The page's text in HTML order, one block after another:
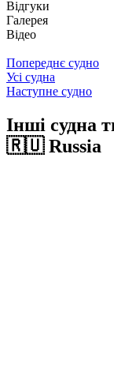
Відгуки
Галерея
Відео
Попереднє судно
Усі судна
Наступне судно
Інші судна
🇷🇺 Russia